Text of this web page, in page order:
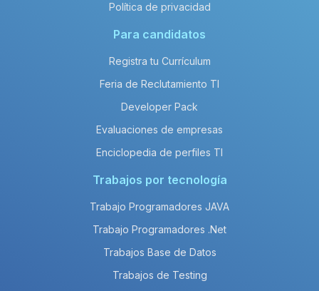
Política de privacidad
Para candidatos
Registra tu Currículum
Feria de Reclutamiento TI
Developer Pack
Evaluaciones de empresas
Enciclopedia de perfiles TI
Trabajos por tecnología
Trabajo Programadores JAVA
Trabajo Programadores .Net
Trabajos Base de Datos
Trabajos de Testing